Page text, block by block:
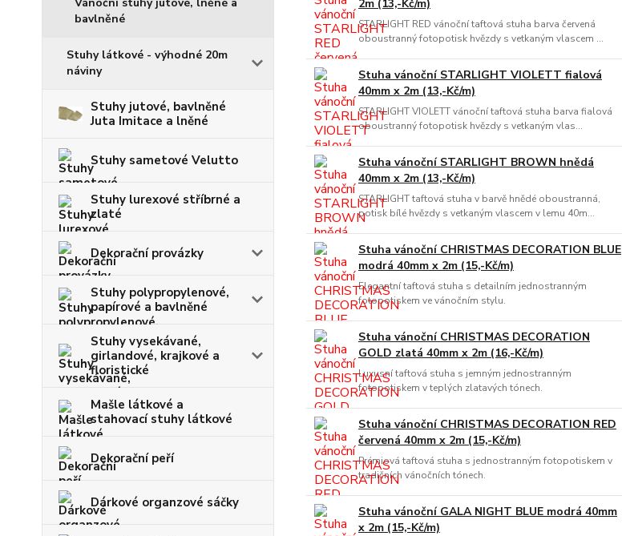
bavlněné
Stuhy látkové - výhodné 20m
náviny
Stuhy jutové, bavlněné
Juta Imitace a lněné
Stuhy sametové Velutto
Stuhy lurexové stříbrné a
zlaté
Dekorační provázky
Stuhy polypropylenové,
papírové a bavlněné
Stuhy vysekávané,
girlandové, krajkové a
floristické
Mašle látkové a
stahovací stuhy látkové
Dekorační peří
Dárkové organzové sáčky
2m (13,-Kč/m)
STARLIGHT RED vánoční taftová stuha barva červená
oboustranný fotopotisk hvězdy s vetkaným vlascem ...
Stuha vánoční STARLIGHT VIOLETT fialová
40mm x 2m (13,-Kč/m)
STARLIGHT VIOLETT vánoční taftová stuha barva fialová
oboustranný fotopotisk hvězdy s vetkaným vlas...
Stuha vánoční STARLIGHT BROWN hnědá
40mm x 2m (13,-Kč/m)
STARLIGHT taftová stuha v barvě hnědé oboustranná,
potisk bílé hvězdy s vetkaným vlascem v lemu 40m...
Stuha vánoční CHRISTMAS DECORATION BLUE
modrá 40mm x 2m (15,-Kč/m)
Elegantní taftová stuha s detailním jednostranným
fotopotiskem ve vánočním stylu.
Stuha vánoční CHRISTMAS DECORATION
GOLD zlatá 40mm x 2m (16,-Kč/m)
Luxusní taftová stuha s jemným jednostranným
fotopotiskem v teplých zlatavých tónech.
Stuha vánoční CHRISTMAS DECORATION RED
červená 40mm x 2m (15,-Kč/m)
Prémiová taftová stuha s jednostranným fotopotiskem v
tradičních vánočních tónech.
Stuha vánoční GALA NIGHT BLUE modrá 40mm
x 2m (15,-Kč/m)